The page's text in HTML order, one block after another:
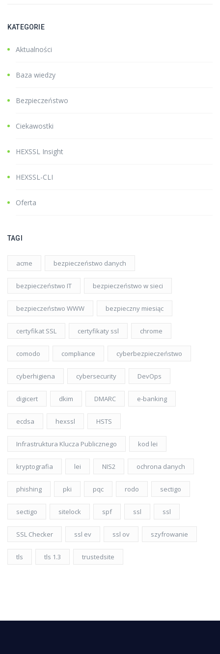
KATEGORIE
Aktualności
Baza wiedzy
Bezpieczeństwo
Ciekawostki
HEXSSL Insight
HEXSSL-CLI
Oferta
TAGI
acme bezpieczeństwo danych
bezpieczeństwo IT bezpieczeństwo w sieci
bezpieczeństwo WWW bezpieczny miesiąc
certyfikat SSL certyfikaty ssl chrome
comodo compliance cyberbezpieczeństwo
cyberhigiena cybersecurity DevOps
digicert dkim DMARC e-banking
ecdsa hexssl HSTS
Infrastruktura Klucza Publicznego kod lei
kryptografia lei NIS2 ochrona danych
phishing pki pqc rodo sectigo
sectigo sitelock spf ssl ssl
SSL Checker ssl ev ssl ov szyfrowanie
tls tls 1.3 trustedsite